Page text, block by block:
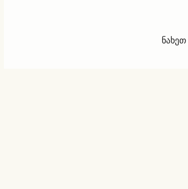
ნახეთ